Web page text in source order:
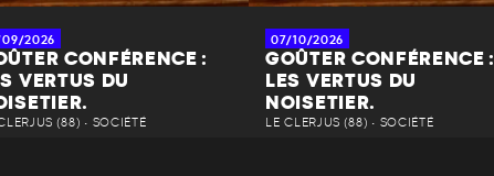
09/2026
CONFÉRENCE :
VERTUS DU
CLERJUS (88) • SOCIÉTÉ
07/10/2026
GOÛTER CONFÉRENCE :
LES VERTUS DU
NOISETIER.
LE CLERJUS (88) • SOCIÉTÉ